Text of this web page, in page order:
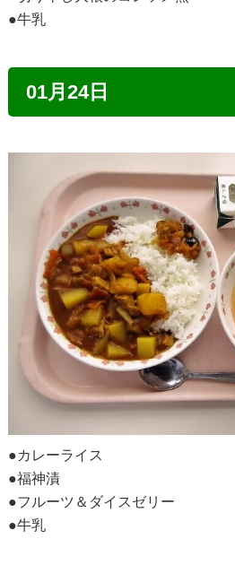
●牛乳
01月24日
●カレーライス
●福神漬
●フルーツ＆ダイスゼリー
●牛乳